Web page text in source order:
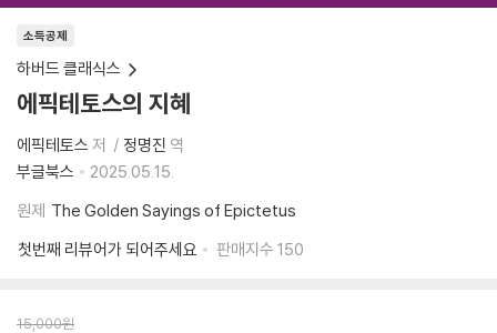
소득공제
하버드 클래식스
에픽테토스의 지혜
에픽테토스 저 정명진 역
부글북스
2025.05.15.
원제 The Golden Sayings of Epictetus
첫번째 리뷰어가 되어주세요
판매지수 150
15,000원